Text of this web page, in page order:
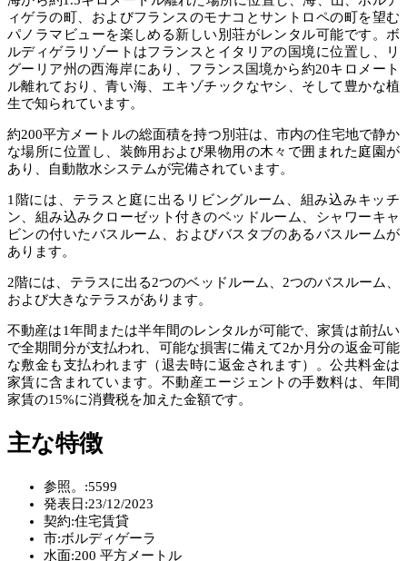
ィゲラの町、およびフランスのモナコとサントロペの町を望む
パノラマビューを楽しめる新しい別荘がレンタル可能です。ボ
ルディゲラリゾートはフランスとイタリアの国境に位置し、リ
グーリア州の西海岸にあり、フランス国境から約20キロメート
ル離れており、青い海、エキゾチックなヤシ、そして豊かな植
生で知られています。
約200平方メートルの総面積を持つ別荘は、市内の住宅地で静か
な場所に位置し、装飾用および果物用の木々で囲まれた庭園が
あり、自動散水システムが完備されています。
1階には、テラスと庭に出るリビングルーム、組み込みキッチ
ン、組み込みクローゼット付きのベッドルーム、シャワーキャ
ビンの付いたバスルーム、およびバスタブのあるバスルームが
あります。
2階には、テラスに出る2つのベッドルーム、2つのバスルーム、
および大きなテラスがあります。
不動産は1年間または半年間のレンタルが可能で、家賃は前払い
で全期間分が支払われ、可能な損害に備えて2か月分の返金可能
な敷金も支払われます（退去時に返金されます）。公共料金は
家賃に含まれています。不動産エージェントの手数料は、年間
家賃の15%に消費税を加えた金額です。
主な特徴
参照。:5599
発表日:23/12/2023
契約:住宅賃貸
市:ボルディゲーラ
水面:200 平方メートル